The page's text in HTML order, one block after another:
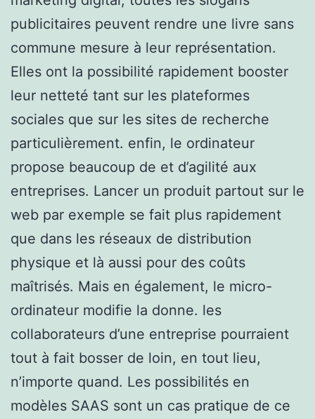
publicitaires peuvent rendre une livre sans
commune mesure à leur représentation.
Elles ont la possibilité rapidement booster
leur netteté tant sur les plateformes
sociales que sur les sites de recherche
particulièrement. enfin, le ordinateur
propose beaucoup de et d’agilité aux
entreprises. Lancer un produit partout sur le
web par exemple se fait plus rapidement
que dans les réseaux de distribution
physique et là aussi pour des coûts
maîtrisés. Mais en également, le micro-
ordinateur modifie la donne. les
collaborateurs d’une entreprise pourraient
tout à fait bosser de loin, en tout lieu,
n’importe quand. Les possibilités en
modèles SAAS sont un cas pratique de ce